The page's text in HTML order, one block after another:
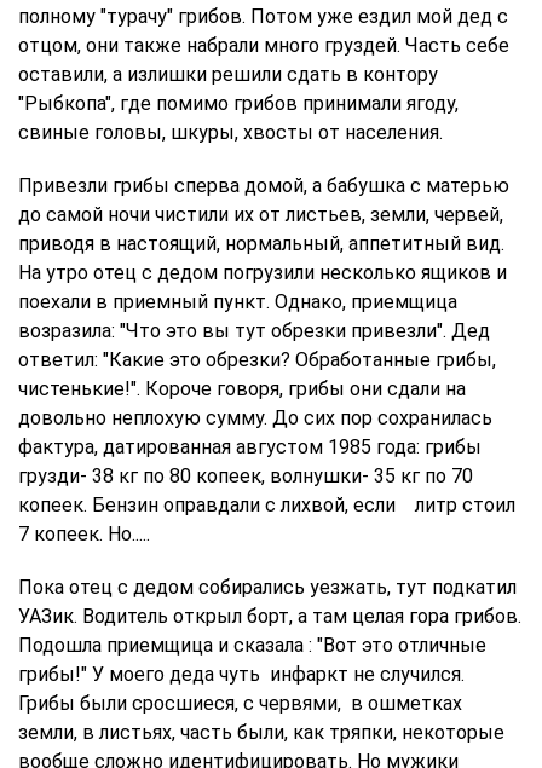
полному "турачу" грибов. Потом уже ездил мой дед с
отцом, они также набрали много груздей. Часть себе
оставили, а излишки решили сдать в контору
"Рыбкопа", где помимо грибов принимали ягоду,
свиные головы, шкуры, хвосты от населения.
Привезли грибы сперва домой, а бабушка с матерью
до самой ночи чистили их от листьев, земли, червей,
приводя в настоящий, нормальный, аппетитный вид.
На утро отец с дедом погрузили несколько ящиков и
поехали в приемный пункт. Однако, приемщица
возразила: "Что это вы тут обрезки привезли". Дед
ответил: "Какие это обрезки? Обработанные грибы,
чистенькие!". Короче говоря, грибы они сдали на
довольно неплохую сумму. До сих пор сохранилась
фактура, датированная августом 1985 года: грибы
грузди- 38 кг по 80 копеек, волнушки- 35 кг по 70
копеек. Бензин оправдали с лихвой, если литр стоил
7 копеек. Но.....
Пока отец с дедом собирались уезжать, тут подкатил
УАЗик. Водитель открыл борт, а там целая гора грибов.
Подошла приемщица и сказала : "Вот это отличные
грибы!" У моего деда чуть инфаркт не случился.
Грибы были сросшиеся, с червями, в ошметках
земли, в листьях, часть были, как тряпки, некоторые
вообще сложно идентифицировать. Но мужики